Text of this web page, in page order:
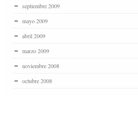
septiembre 2009
mayo 2009
abril 2009
marzo 2009
noviembre 2008
octubre 2008